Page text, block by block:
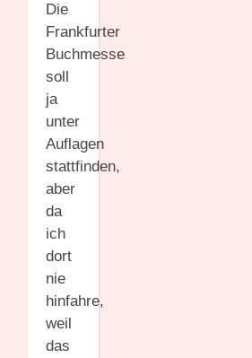
Die
Frankfurter
Buchmesse
soll
ja
unter
Auflagen
stattfinden,
aber
da
ich
dort
nie
hinfahre,
weil
das